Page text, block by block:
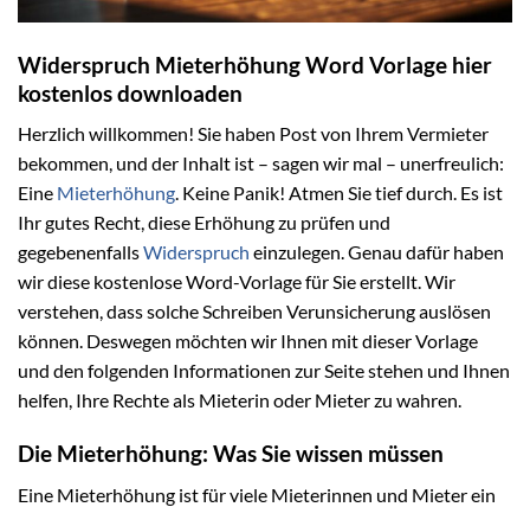
Widerspruch Mieterhöhung Word Vorlage hier
kostenlos downloaden
Herzlich willkommen! Sie haben Post von Ihrem Vermieter
bekommen, und der Inhalt ist – sagen wir mal – unerfreulich:
Eine Mieterhöhung. Keine Panik! Atmen Sie tief durch. Es ist
Ihr gutes Recht, diese Erhöhung zu prüfen und
gegebenenfallsWiderspruch einzulegen. Genau dafür haben
wir diese kostenlose Word-Vorlage für Sie erstellt. Wir
verstehen, dass solche Schreiben Verunsicherung auslösen
können. Deswegen möchten wir Ihnen mit dieser Vorlage
und den folgenden Informationen zur Seite stehen und Ihnen
helfen, Ihre Rechte als Mieterin oder Mieter zu wahren.
Die Mieterhöhung: Was Sie wissen müssen
Eine Mieterhöhung ist für viele Mieterinnen und Mieter ein